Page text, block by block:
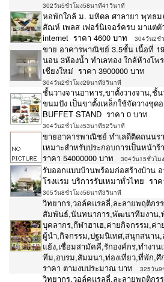
302วัน5ชั่วโมง58นาที41วินาที
หอพักใกล้ ม. มหิดล ศาลายา พุทธ
สัณห์ เพลส เฟอร์นิเจอร์ครบ มาแต่ตั
internet ราคา 4600 บาท
304วัน2ชั่
ขาย อาคารพาณิชย์ 3.5ชั้น เนื้อที่
นอน 3ห้องน้ำ ทำเลทอง ใกล้ห้างโพ
เชียงใหม่ ราคา 3900000 บาท
304วัน2ชั่วโมง29นาที3วินาที
ชั้นวางจานอาหาร,ขาตั้งวางจาน,ชั้
ขนมปัง เป็นขาตั้งเหล็กใช้จัดวางชุด
BUFFET STAND ราคา 0 บาท
304วัน2ชั่วโมง53นาที52วินาที
ขายอาคารพาณิชย์ ทำเลดีติดถนนร
เหมาะสำหรับประกอบการเป็นหน้า
ราคา 54000000 บาท
304วัน15ชั่วโม
รับออกแบบบ้านพร้อมก่อสร้างบ้าน
โรงแรม บริการรับเหมาทั่วไทย รา
305วัน8ชั่วโมง56นาที3วินาที
วิทยากร,วอล์คแรลลี่,ละลายพฤติกร
สัมพันธ์,นันทนาการ,พัฒนาทีมงาน
บุคลากร,กีฬาฮาเฮ,ค่ายกิจกรรม,ค่า
ผู้นำ,กิจกรรม,ปฐมนิเทศ,สนุกสนาน
แย้ง,เชื่อมสามัคคี,รักองค์กร,ทำงาน
ทีม,อบรม,สัมมนา,ท่องเที่ยว,ที่พัก,ศึ
ราคา ตามงบประมาณ บาท
325วัน9
วิทยากร,วอล์คแรลลี่,ละลายพฤติกร